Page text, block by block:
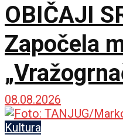
OBIČAJI
Započela
porti
Trojice
08.08.2026
Kultura